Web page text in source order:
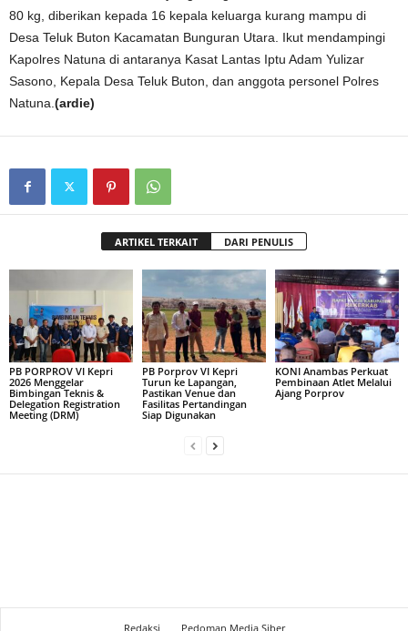
80 kg, diberikan kepada 16 kepala keluarga kurang mampu di
Desa Teluk Buton Kacamatan Bunguran Utara. Ikut mendampingi
Kapolres Natuna di antaranya Kasat Lantas Iptu Adam Yulizar
Sasono, Kepala Desa Teluk Buton, dan anggota personel Polres
Natuna. (ardie)
ARTIKEL TERKAIT DARI PENULIS
PB PORPROV VI Kepri
2026 Menggelar
Bimbingan Teknis &
Delegation Registration
Meeting (DRM)
PB Porprov VI Kepri
Turun ke Lapangan,
Pastikan Venue dan
Fasilitas Pertandingan
Siap Digunakan
KONI Anambas Perkuat
Pembinaan Atlet Melalui
Ajang Porprov
Redaksi Pedoman Media Siber